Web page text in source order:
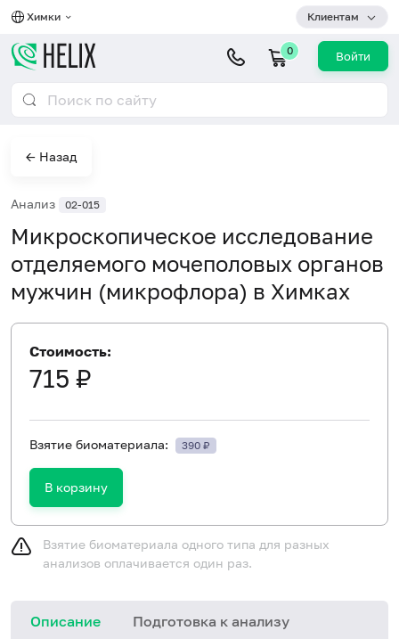
Химки Клиентам
0 Войти
← Назад
Анализ 02-015
Микроскопическое исследование
отделяемого мочеполовых органов
мужчин (микрофлора) в Химках
Стоимость:
715 ₽
Взятие биоматериала: 390 ₽
В корзину
Взятие биоматериала одного типа для разных
анализов оплачивается один раз.
Описание Подготовка к анализу